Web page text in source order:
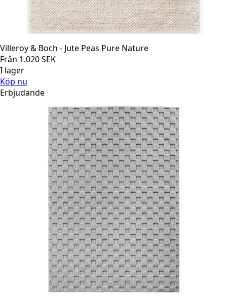
Villeroy & Boch - Jute Peas Pure Nature
Från 1.020SEK
I lager
Köp nu
Erbjudande